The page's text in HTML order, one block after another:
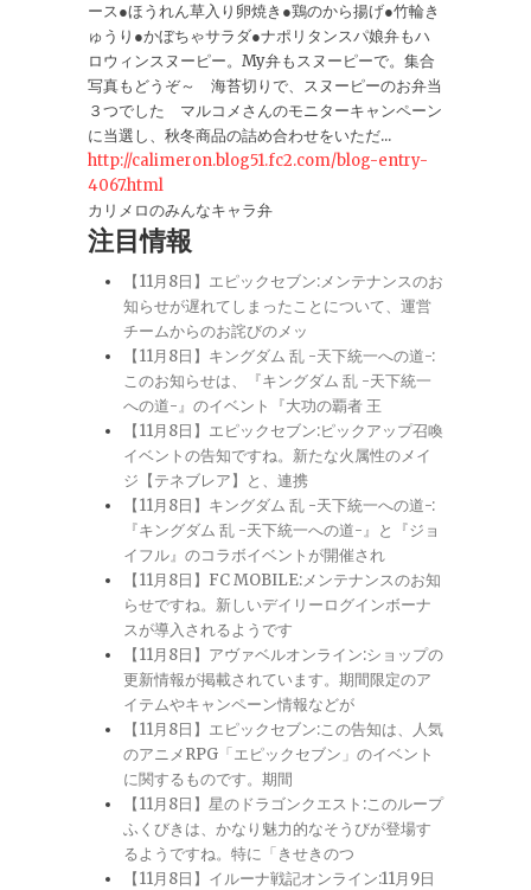
ース●ほうれん草入り卵焼き●鶏のから揚げ●竹輪き
ゅうり●かぼちゃサラダ●ナポリタンスパ娘弁もハ
ロウィンスヌーピー。My弁もスヌーピーで。集合
写真もどうぞ～ 海苔切りで、スヌーピーのお弁当
３つでした マルコメさんのモニターキャンペーン
に当選し、秋冬商品の詰め合わせをいただ...
http://calimeron.blog51.fc2.com/blog-entry-
4067.html
カリメロのみんなキャラ弁
注目情報
【11月8日】エピックセブン:メンテナンスのお
知らせが遅れてしまったことについて、運営
チームからのお詫びのメッ
【11月8日】キングダム 乱 -天下統一への道-:
このお知らせは、『キングダム 乱 -天下統一
への道-』のイベント『大功の覇者 王
【11月8日】エピックセブン:ピックアップ召喚
イベントの告知ですね。新たな火属性のメイ
ジ【テネブレア】と、連携
【11月8日】キングダム 乱 -天下統一への道-:
『キングダム 乱 -天下統一への道-』と『ジョ
イフル』のコラボイベントが開催され
【11月8日】FC MOBILE:メンテナンスのお知
らせですね。新しいデイリーログインボーナ
スが導入されるようです
【11月8日】アヴァベルオンライン:ショップの
更新情報が掲載されています。期間限定のア
イテムやキャンペーン情報などが
【11月8日】エピックセブン:この告知は、人気
のアニメRPG「エピックセブン」のイベント
に関するものです。期間
【11月8日】星のドラゴンクエスト:このループ
ふくびきは、かなり魅力的なそうびが登場す
るようですね。特に「きせきのつ
【11月8日】イルーナ戦記オンライン:11月9日